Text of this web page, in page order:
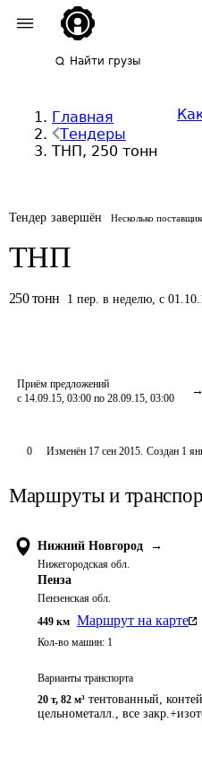
Найти грузы
Главная
Тендеры
ТНП, 250 тонн
Тендер завершён Несколько
ТНП
250 тонн 1 пер. в неделю, с
Приём предложений
с 14.09.15, 03:00 по 28.09.15, 03:00
0 Изменён 17 сен 2015. Создан 1
Маршруты и
Нижний Новгород →
Нижегородская обл.
Пенза
Пензенская обл.
449 км Маршрут на карте
Кол-во машин: 1
Варианты транспорта
20 т, 82 м³ тентованный,
цельнометалл., все